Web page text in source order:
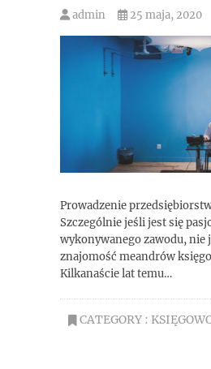
admin 25 maja, 2020
Prowadzenie
Szczególnie jeśli jest się
wykonywanego zawodu, nie
znajomość meandrów
Kilkanaście lat temu…
CATEGORY :